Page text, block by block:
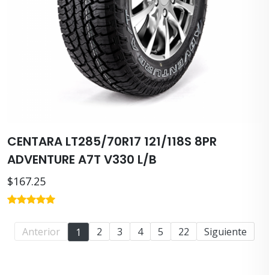
CENTARA LT285/70R17 121/118S 8PR
ADVENTURE A7T V330 L/B
$167.25
Anterior 1 2 3 4 5 22 Siguiente